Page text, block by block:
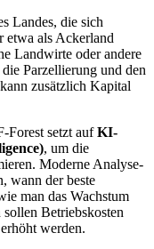
Landes, die sich
etwa als Ackerland
Landwirte oder andere
Parzellierung und den
zusätzlich Kapital
Forest setzt aufKI-
, um die
Moderne Analyse-
wann der beste
man das Wachstum
Betriebskosten
werden.